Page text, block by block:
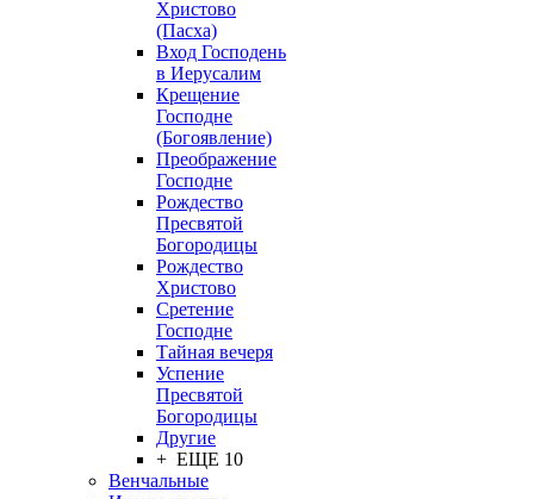
Христово
(Пасха)
Вход Господень
в Иерусалим
Крещение
Господне
(Богоявление)
Преображение
Господне
Рождество
Пресвятой
Богородицы
Рождество
Христово
Сретение
Господне
Тайная вечеря
Успение
Пресвятой
Богородицы
Другие
+ ЕЩЕ 10
Венчальные